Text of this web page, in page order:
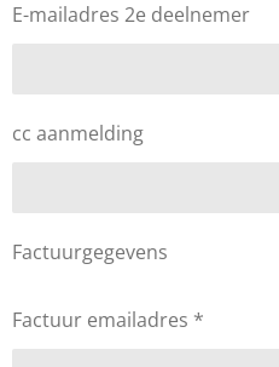
E-mailadres 2e deelnemer
cc aanmelding
Factuurgegevens
Factuur emailadres *